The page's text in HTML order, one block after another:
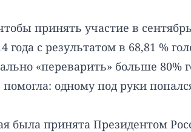
принять участие в
с результатом в 68,81 %
«переварить» больше 80%
одному под руки
была принята Президентом